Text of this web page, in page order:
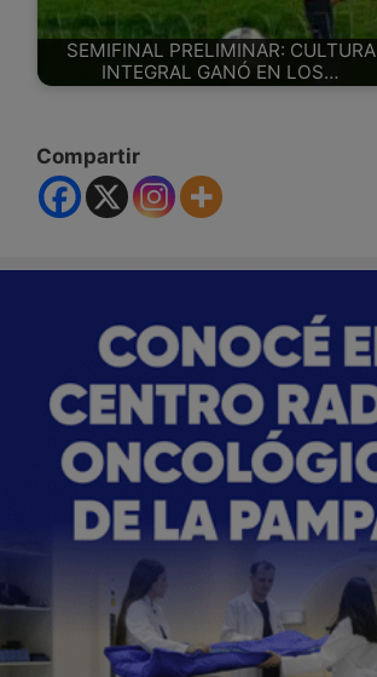
SEMIFINAL PRELIMINAR: CULTURA
INTEGRAL GANÓ EN LOS…
Compartir